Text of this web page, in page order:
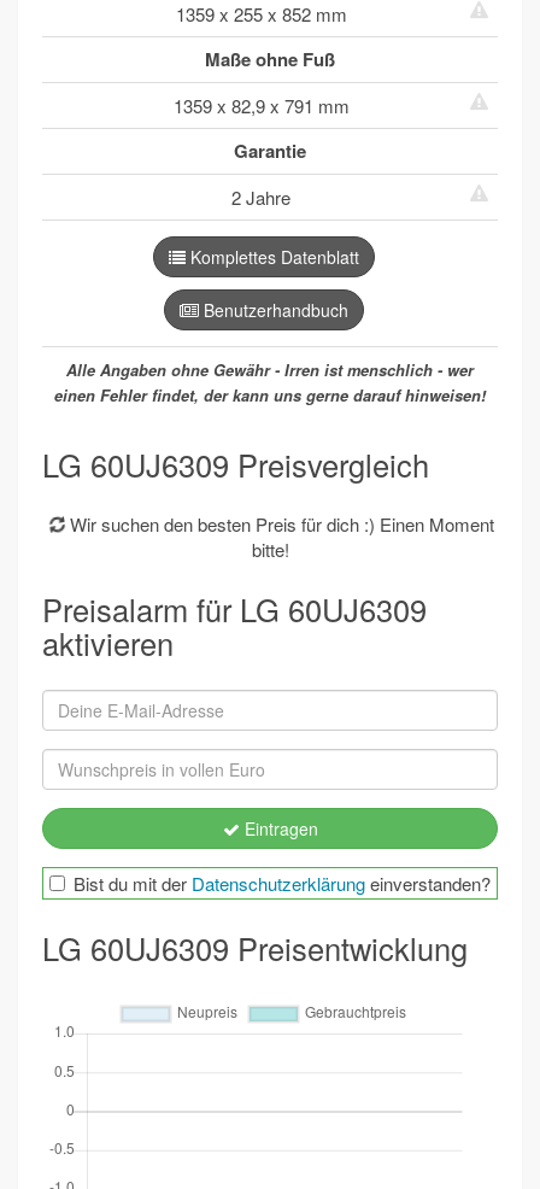
1359 x 255 x 852 mm
Maße ohne Fuß
1359 x 82,9 x 791 mm
Garantie
2 Jahre
Komplettes Datenblatt
Benutzerhandbuch
Alle Angaben ohne Gewähr - Irren ist menschlich - wer
einen Fehler findet, der kann uns gerne darauf hinweisen!
LG 60UJ6309 Preisvergleich
Wir suchen den besten Preis für dich :) Einen Moment
bitte!
Preisalarm für LG 60UJ6309
aktivieren
Eintragen
Bist du mit der Datenschutzerklärungeinverstanden?
LG 60UJ6309 Preisentwicklung